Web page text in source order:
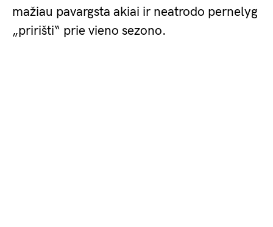
mažiau pavargsta akiai ir neatrodo pernelyg
„pririšti“ prie vieno sezono.